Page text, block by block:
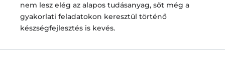
nem lesz elég az alapos tudásanyag, sőt még a
gyakorlati feladatokon keresztül történő
készségfejlesztés is kevés.